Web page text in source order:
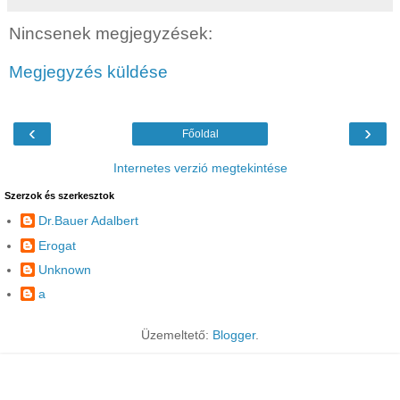
Nincsenek megjegyzések:
Megjegyzés küldése
‹ ›
Főoldal
Internetes verzió megtekintése
Szerzok és szerkesztok
Dr.Bauer Adalbert
Erogat
Unknown
a
Üzemeltető: Blogger.